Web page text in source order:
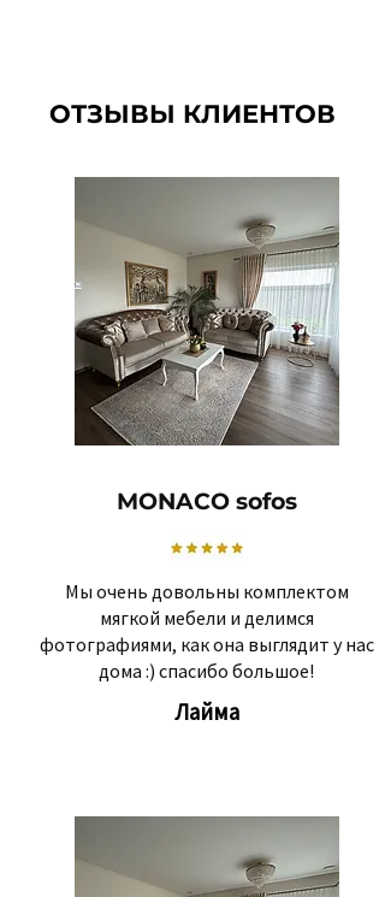
ОТЗЫВЫ КЛИЕНТОВ
MONACO sofos
Мы очень довольны комплектом
мягкой мебели и делимся
фотографиями, как она выглядит у нас
дома :) спасибо большое!
Лайма